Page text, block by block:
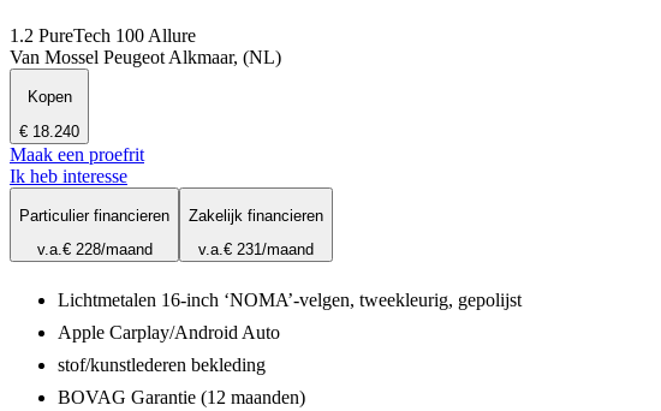
1.2 PureTech 100 Allure
Van Mossel Peugeot Alkmaar, (NL)
Kopen
€ 18.240
Maak een proefrit
Ik heb interesse
Particulier financieren
v.a.€ 228/maand
Zakelijk financieren
v.a.€ 231/maand
Lichtmetalen 16-inch ‘NOMA’-velgen, tweekleurig, gepolijst
Apple Carplay/Android Auto
stof/kunstlederen bekleding
BOVAG Garantie (12 maanden)